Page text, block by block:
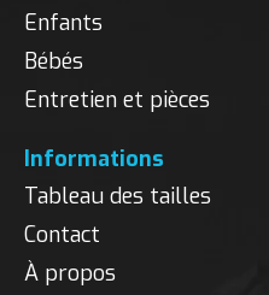
Enfants
Bébés
Entretien et pièces
Informations
Tableau des tailles
Contact
À propos